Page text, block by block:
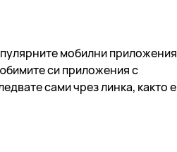
мобилни приложения
си приложения с
сами чрез линка, както е